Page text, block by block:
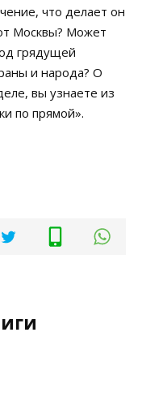
что делает он
Москвы? Может
грядущей
и народа? О
вы узнаете из
по прямой».